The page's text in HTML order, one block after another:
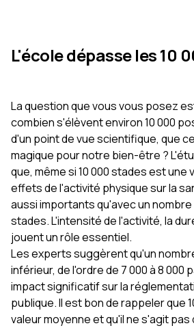
L'école dépasse les 10
La question que vous vous posez
combien s'élèvent environ 10 000
d'un point de vue scientifique, que
magique pour notre bien-être ?
que, même si 10 000 stades est une
effets de l'activité physique sur la
aussi importants qu'avec un
stades. L'intensité de l'activité, la
jouent un rôle essentiel.
Les experts suggèrent qu'un
inférieur, de l'ordre de 7 000 à 8 000
impact significatif sur la
publique. Il est bon de rappeler que
valeur moyenne et qu'il ne s'agit